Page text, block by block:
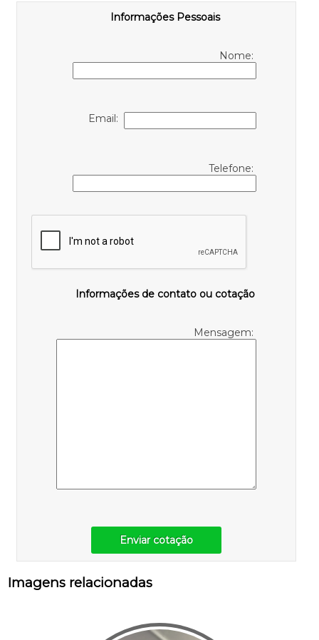
Informações Pessoais
Nome:
Email:
Telefone:
Informações de contato ou cotação
Mensagem:
Enviar cotação
Imagens relacionadas